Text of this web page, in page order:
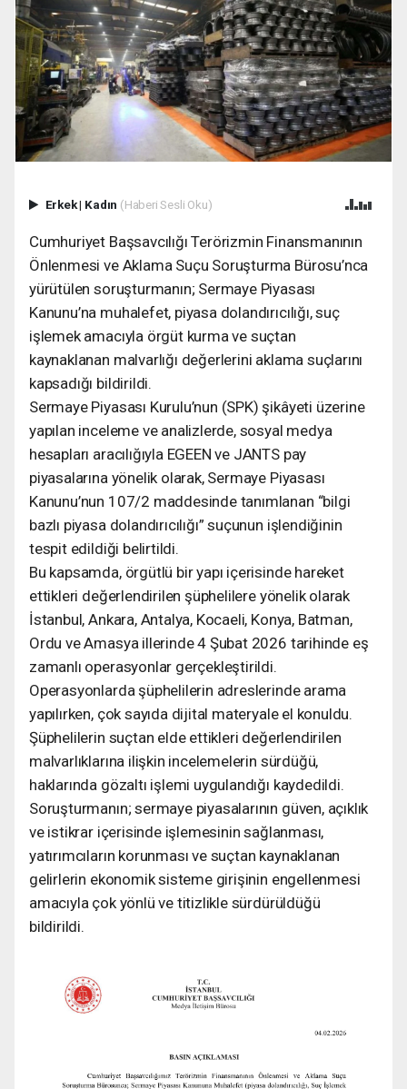
Erkek| Kadın (Haberi Sesli Oku)
Cumhuriyet Başsavcılığı Terörizmin Finansmanının
Önlenmesi ve Aklama Suçu Soruşturma Bürosu’nca
yürütülen soruşturmanın; Sermaye Piyasası
Kanunu’na muhalefet, piyasa dolandırıcılığı, suç
işlemek amacıyla örgüt kurma ve suçtan
kaynaklanan malvarlığı değerlerini aklama suçlarını
kapsadığı bildirildi.
Sermaye Piyasası Kurulu’nun (SPK) şikâyeti üzerine
yapılan inceleme ve analizlerde, sosyal medya
hesapları aracılığıyla EGEEN ve JANTS pay
piyasalarına yönelik olarak, Sermaye Piyasası
Kanunu’nun 107/2 maddesinde tanımlanan “bilgi
bazlı piyasa dolandırıcılığı” suçunun işlendiğinin
tespit edildiği belirtildi.
Bu kapsamda, örgütlü bir yapı içerisinde hareket
ettikleri değerlendirilen şüphelilere yönelik olarak
İstanbul, Ankara, Antalya, Kocaeli, Konya, Batman,
Ordu ve Amasya illerinde 4 Şubat 2026 tarihinde eş
zamanlı operasyonlar gerçekleştirildi.
Operasyonlarda şüphelilerin adreslerinde arama
yapılırken, çok sayıda dijital materyale el konuldu.
Şüphelilerin suçtan elde ettikleri değerlendirilen
malvarlıklarına ilişkin incelemelerin sürdüğü,
haklarında gözaltı işlemi uygulandığı kaydedildi.
Soruşturmanın; sermaye piyasalarının güven, açıklık
ve istikrar içerisinde işlemesinin sağlanması,
yatırımcıların korunması ve suçtan kaynaklanan
gelirlerin ekonomik sisteme girişinin engellenmesi
amacıyla çok yönlü ve titizlikle sürdürüldüğü
bildirildi.